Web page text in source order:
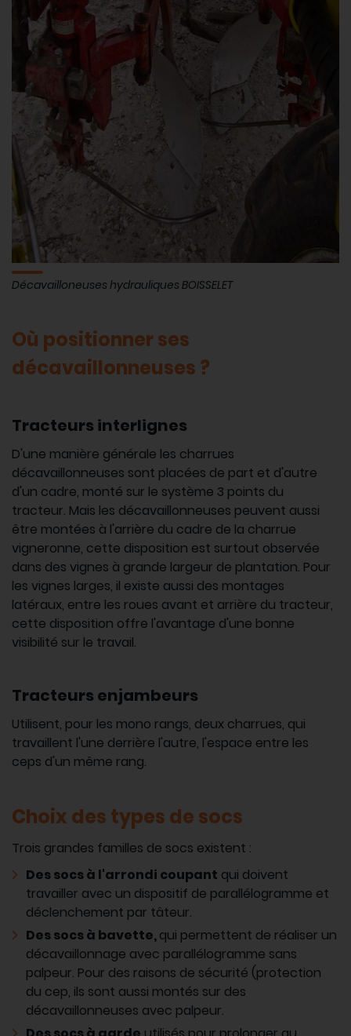
Décavailloneuses hydrauliques BOISSELET
Où positionner ses
décavaillonneuses ?
Tracteurs interlignes
D'une manière générale les charrues
décavaillonneuses sont placées de part et d'autre
d'un cadre, monté sur le système 3 points du
tracteur. Mais les décavaillonneuses peuvent aussi
être montées à l'arrière du cadre de la charrue
vigneronne, cette disposition est surtout observée
dans des vignes à grande largeur de plantation. Pour
les vignes larges, il existe aussi des montages
latéraux, entre les roues avant et arrière du tracteur,
cette disposition offre l'avantage d'une bonne
visibilité sur le travail.
Tracteurs enjambeurs
Utilisent, pour les mono rangs, deux charrues, qui
travaillent l'une derrière l'autre, l'espace entre les
ceps d'un même rang.
Choix des types de socs
Trois grandes familles de socs existent :
Des socs à l'arrondi coupant qui doivent
travailler avec un dispositif de parallélogramme et
déclenchement par tâteur.
Des socs à bavette,qui permettent de réaliser un
décavaillonnage avec parallélogramme sans
palpeur. Pour des raisons de sécurité (protection
du cep, ils sont aussi montés sur des
décavaillonneuses avec palpeur.